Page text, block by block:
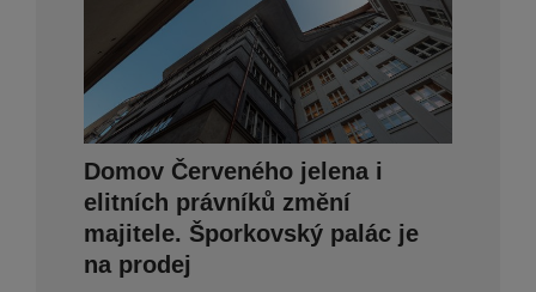
Domov Červeného jelena i
elitních právníků změní
majitele. Šporkovský palác je
na prodej